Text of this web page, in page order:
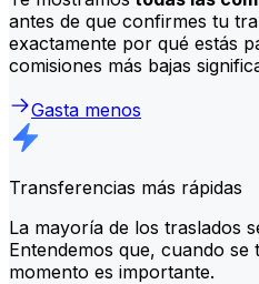
antes de que confirmes tu
exactamente por qué estás
comisiones más bajas
Gasta menos
Transferencias más rápidas
La mayoría de los traslados
Entendemos que, cuando
momento es importante.